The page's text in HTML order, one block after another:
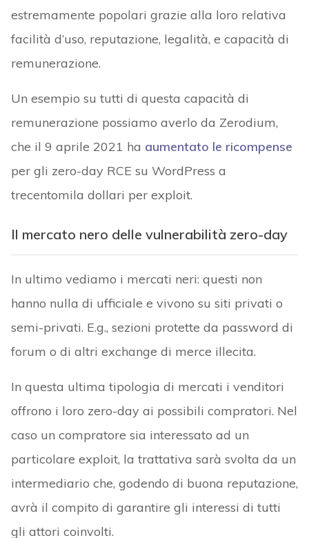
estremamente popolari grazie alla loro relativa
facilità d’uso, reputazione, legalità, e capacità di
remunerazione.
Un esempio su tutti di questa capacità di
remunerazione possiamo averlo da Zerodium,
che il 9 aprile 2021 ha aumentato le ricompense
per gli zero-day RCE su WordPress a
trecentomila dollari per exploit.
Il mercato nero delle vulnerabilità zero-day
In ultimo vediamo i mercati neri: questi non
hanno nulla di ufficiale e vivono su siti privati o
semi-privati. E.g., sezioni protette da password di
forum o di altri exchange di merce illecita.
In questa ultima tipologia di mercati i venditori
offrono i loro zero-day ai possibili compratori. Nel
caso un compratore sia interessato ad un
particolare exploit, la trattativa sarà svolta da un
intermediario che, godendo di buona reputazione,
avrà il compito di garantire gli interessi di tutti
gli attori coinvolti.